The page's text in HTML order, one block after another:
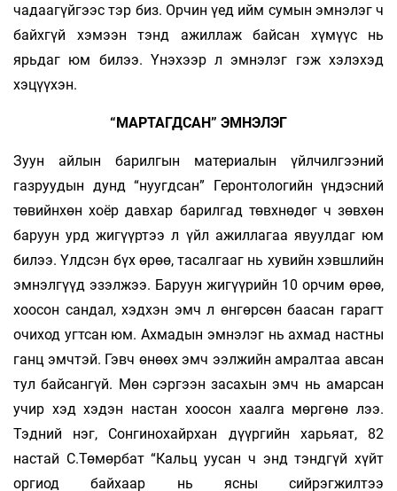
чадаагүйгээс тэр биз. Орчин үед ийм сумын эмнэлэг ч
байхгүй хэмээн тэнд ажиллаж байсан хүмүүс нь
ярьдаг юм билээ. Үнэхээр л эмнэлэг гэж хэлэхэд
хэцүүхэн.
“МАРТАГДСАН” ЭМНЭЛЭГ
Зуун айлын барилгын материалын үйлчилгээний
газруудын дунд “нуугдсан” Геронтологийн үндэсний
төвийнхөн хоёр давхар барилгад төвхнөдөг ч зөвхөн
баруун урд жигүүртээ л үйл ажиллагаа явуулдаг юм
билээ. Үлдсэн бүх өрөө, тасалгааг нь хувийн хэвшлийн
эмнэлгүүд эзэлжээ. Баруун жигүүрийн 10 орчим өрөө,
хоосон сандал, хэдхэн эмч л өнгөрсөн баасан гарагт
очиход угтсан юм. Ахмадын эмнэлэг нь ахмад настны
ганц эмчтэй. Гэвч өнөөх эмч ээлжийн амралтаа авсан
тул байсангүй. Мөн сэргээн засахын эмч нь амарсан
учир хэд хэдэн настан хоосон хаалга мөргөнө лээ.
Тэдний нэг, Сонгинохайрхан дүүргийн харьяат, 82
настай С.Төмөрбат “Кальц уусан ч энд тэндгүй хүйт
оргиод байхаар нь ясны сийрэгжилтээ